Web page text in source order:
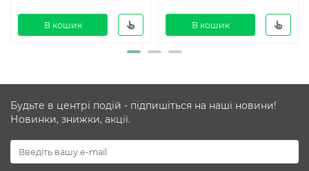
В кошик В кошик
Будьте в центрі подій - підпишіться на наші новини!
Новинки, знижки, акції.